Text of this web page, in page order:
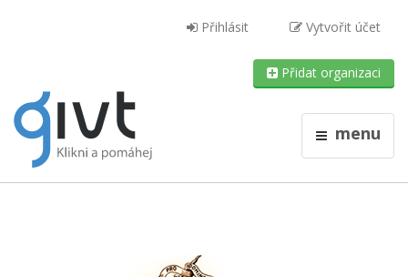
Přihlásit Vytvořit účet
Přidat organizaci
menu